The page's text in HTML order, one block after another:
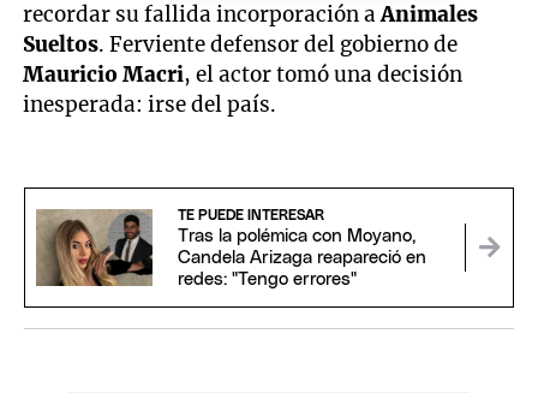
recordar su fallida incorporación aAnimales
Sueltos. Ferviente defensor del gobierno de
Mauricio Macri, el actor tomó una decisión
inesperada: irse del país.
TE PUEDE INTERESAR
Tras la polémica con Moyano,
Candela Arizaga reapareció en
redes: "Tengo errores"